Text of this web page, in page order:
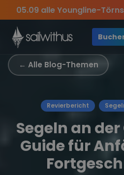
Skip to content
Youngline-Törns für 790€!
Sichere Dir jetztDein
und exklusive Angebote
des Jahres, sei dabei.
← Alle Blog-Themen
Revierbericht
Segeln an der
Guide für